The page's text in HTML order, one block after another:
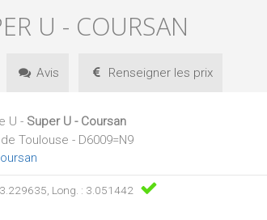
U - COURSAN
Avis Renseigner les prix
U - Super U - Coursan
Toulouse - D6009=N9
Long. : 3.051442